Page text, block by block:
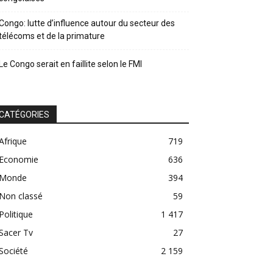
lutte d’influence autour du secteur des
et de la primature
Congo serait en faillite selon le FMI
719
636
394
classé
59
1 417
Tv
27
2 159